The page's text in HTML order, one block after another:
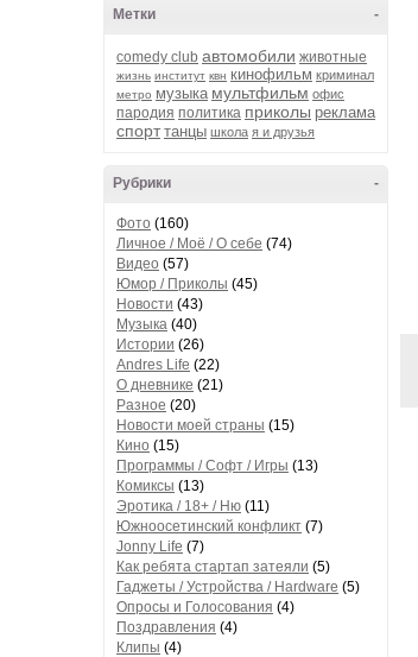
-
Метки
comedy club автомобили животные
жизнь институт квн кинофильм криминал
метро музыка мультфильм офис
пародия политика приколы реклама
спорт танцы школа я и друзья
-
Рубрики
Фото (160)
Личное / Моё / О себе (74)
Видео (57)
Юмор / Приколы (45)
Новости (43)
Музыка (40)
Истории (26)
Andres Life (22)
О дневнике (21)
Разное (20)
Новости моей страны (15)
Кино (15)
Программы / Софт / Игры (13)
Комиксы (13)
Эротика / 18+ / Ню (11)
Южноосетинский конфликт (7)
Jonny Life (7)
Как ребята стартап затеяли (5)
Гаджеты / Устройства / Hardware (5)
Опросы и Голосования (4)
Поздравления (4)
Клипы (4)